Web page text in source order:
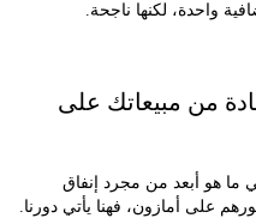
لكنها ناجحة.
مبيعاتك على
من مجرد إنفاق
فهنا يأتي دورنا.